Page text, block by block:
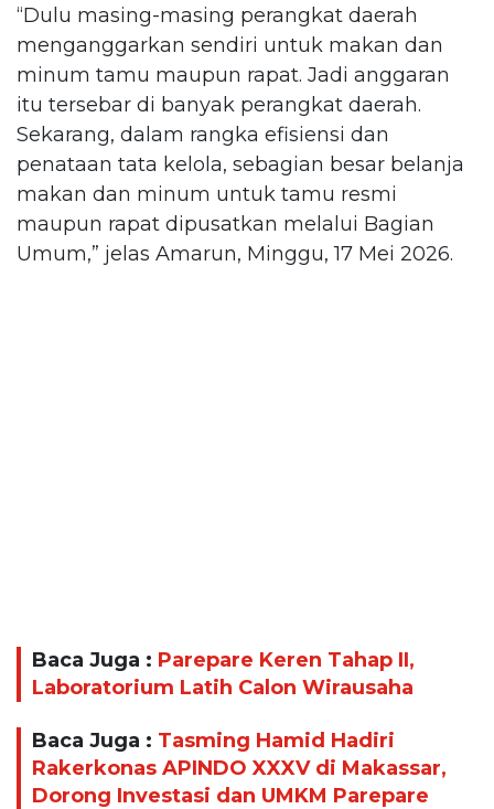
“Dulu masing-masing perangkat daerah
menganggarkan sendiri untuk makan dan
minum tamu maupun rapat. Jadi anggaran
itu tersebar di banyak perangkat daerah.
Sekarang, dalam rangka efisiensi dan
penataan tata kelola, sebagian besar belanja
makan dan minum untuk tamu resmi
maupun rapat dipusatkan melalui Bagian
Umum,” jelas Amarun, Minggu, 17 Mei 2026.
Baca Juga : Parepare Keren Tahap II,
Laboratorium Latih Calon Wirausaha
Baca Juga : Tasming Hamid Hadiri
Rakerkonas APINDO XXXV di Makassar,
Dorong Investasi dan UMKM Parepare